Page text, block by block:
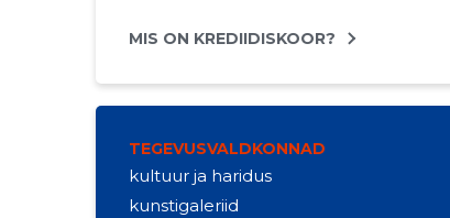
MIS ON KREDIIDISKOOR?
TEGEVUSVALDKONNAD
kultuur ja haridus
kunstigaleriid